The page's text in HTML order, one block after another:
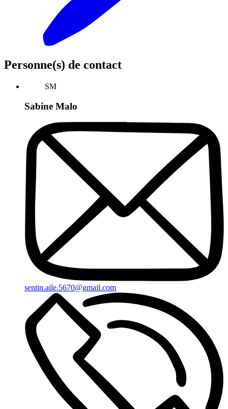
Personne(s) de contact
SM
Sabine Malo
sentin.aile.5670@gmail.com